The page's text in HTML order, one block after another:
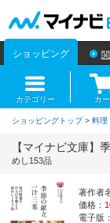
ショッピング
カテゴリー カ
ショッピングトップ> 料理
【マイナビ文庫
めし153品
著作者
価格：
電子版：